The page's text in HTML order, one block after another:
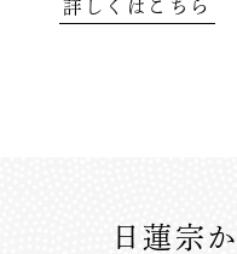
詳しくはこちら
日蓮宗